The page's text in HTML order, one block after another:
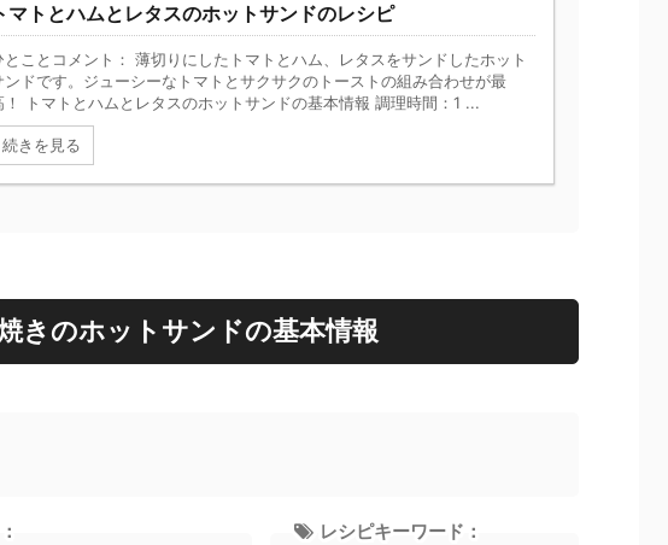
マトとハムとレタスのホットサンドのレシピ
とことコメント： 薄切りにしたトマトとハム、レタスをサンドしたホット
ンドです。ジューシーなトマトとサクサクのトーストの組み合わせが最
！ トマトとハムとレタスのホットサンドの基本情報 調理時間：1 ...
続きを見る
きのホットサンドの基本情報
レシピキーワード：